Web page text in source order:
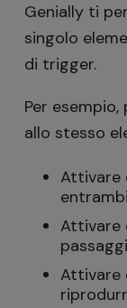
Genially ti
singolo
di trigger.
Per
allo stesso
Attivare
Attivare
Attivare